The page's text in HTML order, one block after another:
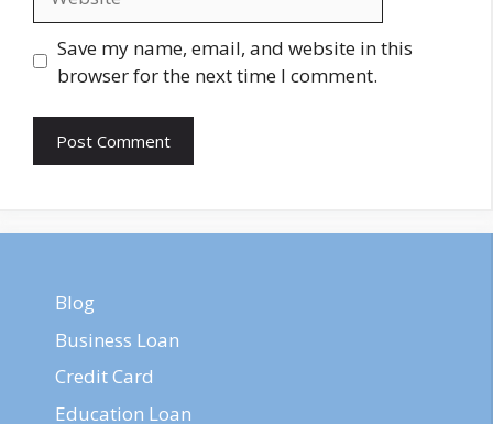
Save my name, email, and website in this
browser for the next time I comment.
Blog
Business Loan
Credit Card
Education Loan